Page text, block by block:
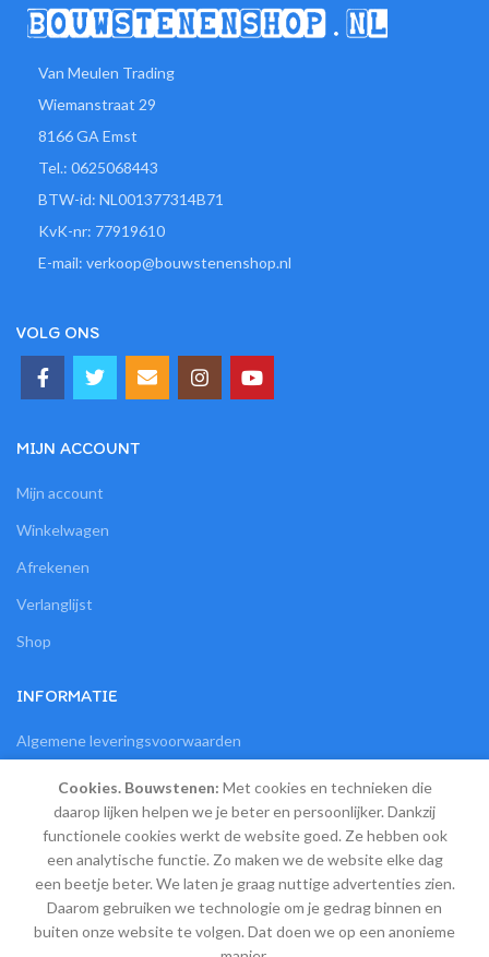
Van Meulen Trading
Wiemanstraat 29
8166 GA Emst
Tel.: 0625068443
BTW-id: NL001377314B71
KvK-nr: 77919610
E-mail: verkoop@bouwstenenshop.nl
VOLG ONS
MIJN ACCOUNT
Mijn account
Winkelwagen
Afrekenen
Verlanglijst
Shop
INFORMATIE
Algemene leveringsvoorwaarden
Retourneren, ruilen en garantie
Verzendkosten, verzending en afhalen
Privacy en Cookies
Contact
Cookies. Bouwstenen: Met cookies en technieken die
daarop lijken helpen we je beter en persoonlijker. Dankzij
functionele cookies werkt de website goed. Ze hebben ook
een analytische functie. Zo maken we de website elke dag
een beetje beter. We laten je graag nuttige advertenties zien.
Daarom gebruiken we technologie om je gedrag binnen en
buiten onze website te volgen. Dat doen we op een anonieme